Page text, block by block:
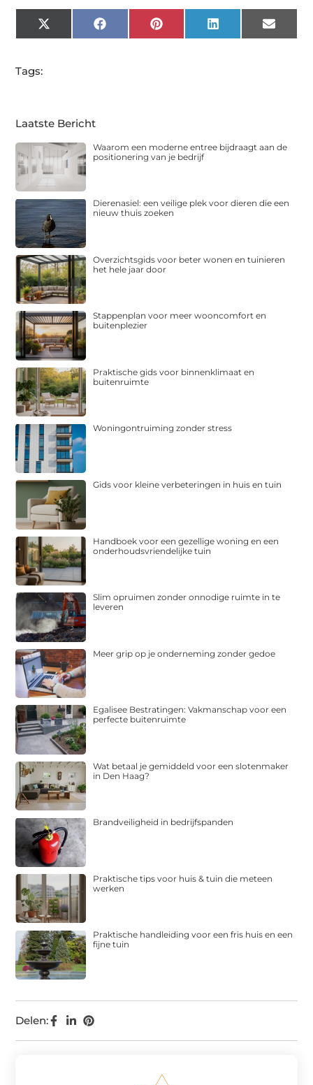
X
(Twitter)
FacebookPinterest LinkedIn Email
Tags:
Delen:
Laatste Bericht
Waarom een moderne entree bijdraagt aan de
positionering van je bedrijf
Dierenasiel: een veilige plek voor dieren die een
nieuw thuis zoeken
Overzichtsgids voor beter wonen en tuinieren
het hele jaar door
Stappenplan voor meer wooncomfort en
buitenplezier
Praktische gids voor binnenklimaat en
buitenruimte
Woningontruiming zonder stress
Gids voor kleine verbeteringen in huis en tuin
Handboek voor een gezellige woning en een
onderhoudsvriendelijke tuin
Slim opruimen zonder onnodige ruimte in te
leveren
Meer grip op je onderneming zonder gedoe
Egalisee Bestratingen: Vakmanschap voor een
perfecte buitenruimte
Wat betaal je gemiddeld voor een slotenmaker
in Den Haag?
Brandveiligheid in bedrijfspanden
Praktische tips voor huis & tuin die meteen
werken
Praktische handleiding voor een fris huis en een
fijne tuin